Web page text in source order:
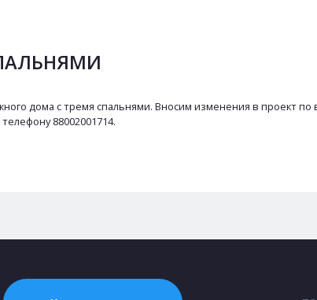
дома с тремя спальнями. Вносим изменения в проект
88002001714.